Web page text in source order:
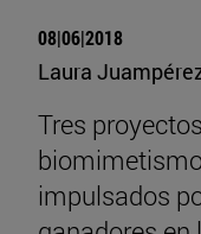
08|06|2018
Laura
Tres
impulsados